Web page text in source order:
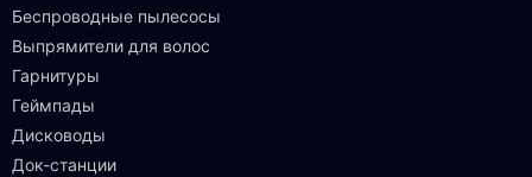
Беспроводные пылесосы
Выпрямители для волос
Гарнитуры
Геймпады
Дисководы
Док-станции